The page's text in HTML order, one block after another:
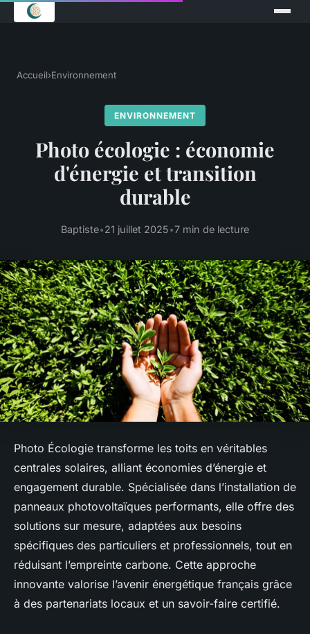
Accueil›Environnement
ENVIRONNEMENT
Photo écologie : économie
d'énergie et transition
durable
Baptiste•21 juillet 2025•7 min de lecture
Photo Écologie transforme les toits en véritables
centrales solaires, alliant économies d’énergie et
engagement durable. Spécialisée dans l’installation de
panneaux photovoltaïques performants, elle offre des
solutions sur mesure, adaptées aux besoins
spécifiques des particuliers et professionnels, tout en
réduisant l’empreinte carbone. Cette approche
innovante valorise l’avenir énergétique français grâce
à des partenariats locaux et un savoir-faire certifié.